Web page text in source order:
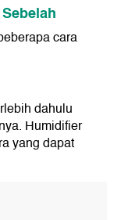
cara
dahulu
Humidifier
yang dapat